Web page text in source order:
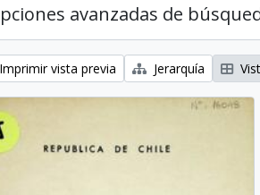
avanzadas de
Imprimir vista previa Jerarquía